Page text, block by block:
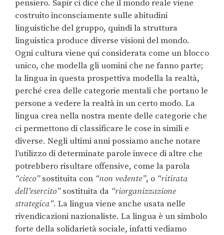
pensiero. Sapir ci dice che il mondo reale viene
costruito inconsciamente sulle abitudini
linguistiche del gruppo, quindi la struttura
linguistica produce diverse visioni del mondo.
Ogni cultura viene qui considerata come un blocco
unico, che modella gli uomini che ne fanno parte;
la lingua in questa prospettiva modella la realtà,
perché crea delle categorie mentali che portano le
persone a vedere la realtà in un certo modo. La
lingua crea nella nostra mente delle categorie che
ci permettono di classificare le cose in simili e
diverse. Negli ultimi anni possiamo anche notare
l’utilizzo di determinate parole invece di altre che
potrebbero risultare offensive, come la parola
“cieco”sostituita con “non vedente”, o “ritirata
dell’esercito”sostituita da “riorganizzazione
strategica”. La lingua viene anche usata nelle
rivendicazioni nazionaliste. La lingua è un simbolo
forte della solidarietà sociale, infatti vediamo